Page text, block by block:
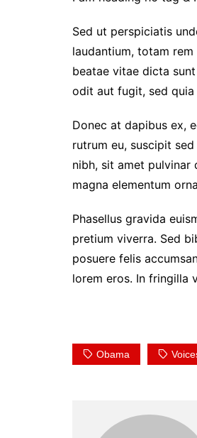
Sed ut perspiciatis
laudantium, totam
beatae vitae dicta
odit aut fugit, sed quia
Donec at dapibus ex,
rutrum eu, suscipit
nibh, sit amet pulvinar
magna elementum
Phasellus gravida
pretium viverra. Sed
posuere felis
lorem eros. In fringilla
Obama